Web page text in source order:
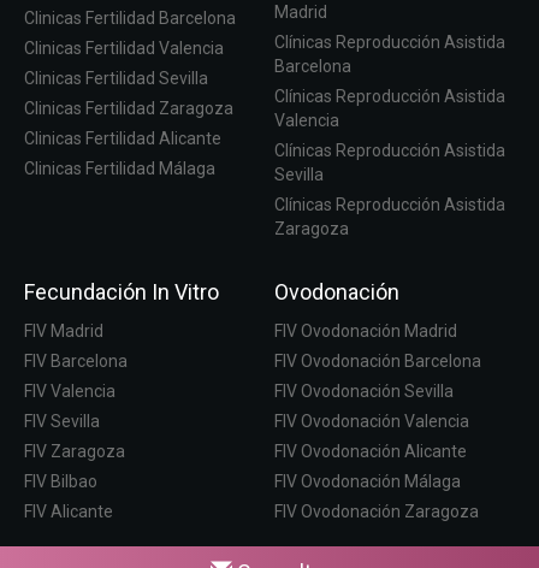
Clinicas Fertilidad Barcelona
Clinicas Fertilidad Valencia
Clinicas Fertilidad Sevilla
Clinicas Fertilidad Zaragoza
Clinicas Fertilidad Alicante
Clinicas Fertilidad Málaga
Madrid
Clínicas Reproducción Asistida
Barcelona
Clínicas Reproducción Asistida
Valencia
Clínicas Reproducción Asistida
Sevilla
Clínicas Reproducción Asistida
Zaragoza
Fecundación In Vitro
FIV Madrid
FIV Barcelona
FIV Valencia
FIV Sevilla
FIV Zaragoza
FIV Bilbao
FIV Alicante
Ovodonación
FIV Ovodonación Madrid
FIV Ovodonación Barcelona
FIV Ovodonación Sevilla
FIV Ovodonación Valencia
FIV Ovodonación Alicante
FIV Ovodonación Málaga
FIV Ovodonación Zaragoza